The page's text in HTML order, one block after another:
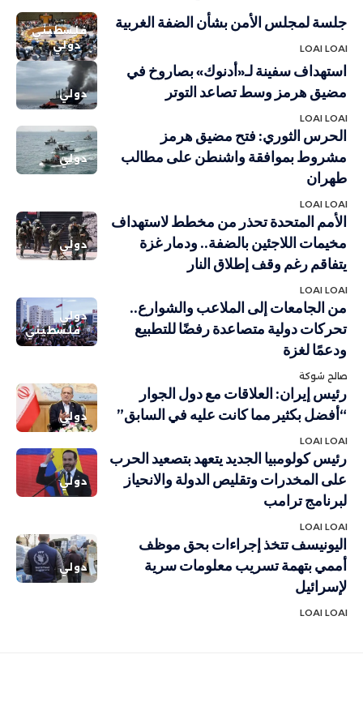
فلسطيني
دولي
جلسة لمجلس الأمن بشأن الضفة الغربية
LOAI LOAI
دولي
استهداف سفينة لـ«أدنوك» بصاروخ في
مضيق هرمز وسط تصاعد التوتر
LOAI LOAI
دولي
الحرس الثوري: فتح مضيق هرمز
مشروط بموافقة واشنطن على مطالب
طهران
LOAI LOAI
دولي
الأمم المتحدة تحذر من مخطط لاستهداف
مخيمات اللاجئين بالضفة.. ودمار غزة
يتفاقم رغم وقف إطلاق النار
LOAI LOAI
دولي
فلسطيني
من الجامعات إلى الملاعب والشوارع..
تحركات دولية متصاعدة رفضًا للتطبيع
ودعمًا لغزة
صالح شوكة
دولي
رئيس إيران: العلاقات مع دول الجوار
“أفضل بكثير مما كانت عليه في السابق”
LOAI LOAI
دولي
رئيس كولومبيا الجديد يتعهد بتصعيد الحرب
على المخدرات وتقليص الدولة والانحياز
لبرنامج ترامب
LOAI LOAI
دولي
اليونيسف تتخذ إجراءات بحق موظف
أممي بتهمة تسريب معلومات سرية
لإسرائيل
LOAI LOAI